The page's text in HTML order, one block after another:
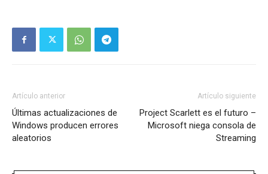
Artículo anterior
Últimas actualizaciones de
Windows producen errores
aleatorios
Artículo siguiente
Project Scarlett es el futuro –
Microsoft niega consola de
Streaming